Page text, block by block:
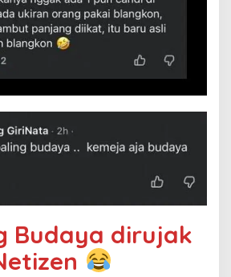
Budaya dirujak